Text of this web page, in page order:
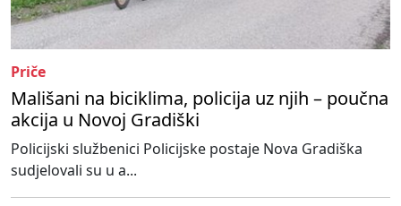
Priče
Mališani na biciklima, policija uz njih – poučna
akcija u Novoj Gradiški
Policijski službenici Policijske postaje Nova Gradiška
sudjelovali su u a...